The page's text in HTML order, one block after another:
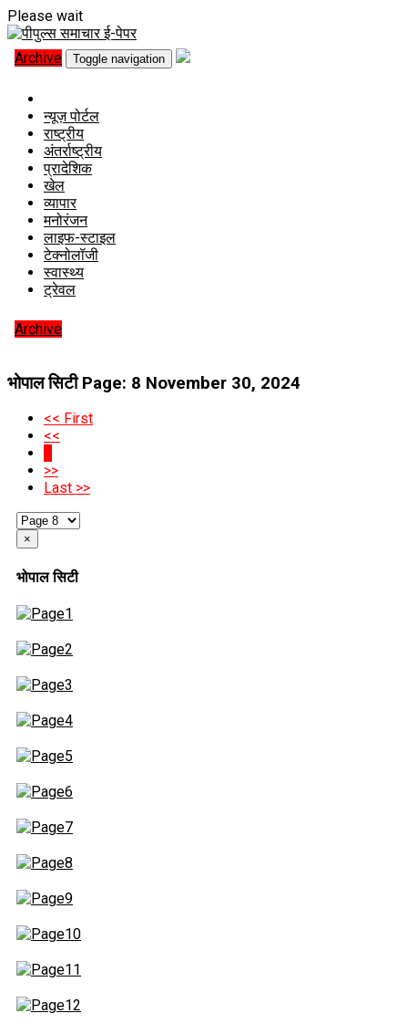
Please wait
Archive Toggle navigation
न्यूज़ पोर्टल
राष्ट्रीय
अंतर्राष्ट्रीय
प्रादेशिक
खेल
व्यापार
मनोरंजन
लाइफ-स्टाइल
टेक्नोलॉजी
स्वास्थ्य
ट्रेवल
Archive
भोपाल सिटी Page: 8 November 30, 2024
<< First
<<
>>
Last >>
×
भोपाल सिटी